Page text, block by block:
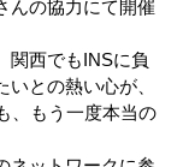
んの協力にて開催
関西でもINSに負
との熱い心が、
、もう一度本当の